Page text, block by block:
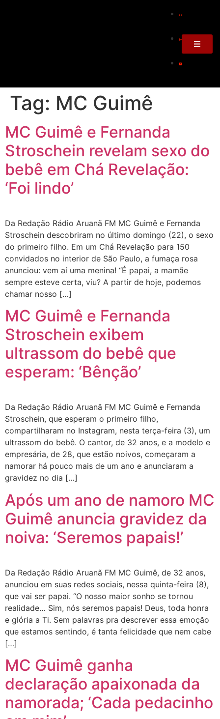
Tag: MC Guimê
MC Guimê e Fernanda
Stroschein revelam sexo do
bebê em Chá Revelação:
‘Foi lindo’
Da Redação Rádio Aruanã FM MC Guimê e Fernanda
Stroschein descobriram no último domingo (22), o sexo
do primeiro filho. Em um Chá Revelação para 150
convidados no interior de São Paulo, a fumaça rosa
anunciou: vem aí uma menina! “É papai, a mamãe
sempre esteve certa, viu? A partir de hoje, podemos
chamar nosso […]
MC Guimê e Fernanda
Stroschein exibem
ultrassom do bebê que
esperam: ‘Bênção’
Da Redação Rádio Aruanã FM MC Guimê e Fernanda
Stroschein, que esperam o primeiro filho,
compartilharam no Instagram, nesta terça-feira (3), um
ultrassom do bebê. O cantor, de 32 anos, e a modelo e
empresária, de 28, que estão noivos, começaram a
namorar há pouco mais de um ano e anunciaram a
gravidez no dia […]
Após um ano de namoro MC
Guimê anuncia gravidez da
noiva: ‘Seremos papais!’
Da Redação Rádio Aruanã FM MC Guimê, de 32 anos,
anunciou em suas redes sociais, nessa quinta-feira (8),
que vai ser papai. “O nosso maior sonho se tornou
realidade… Sim, nós seremos papais! Deus, toda honra
e glória a Ti. Sem palavras pra descrever essa emoção
que estamos sentindo, é tanta felicidade que nem cabe
[…]
MC Guimê ganha
declaração apaixonada da
namorada; ‘Cada pedacinho